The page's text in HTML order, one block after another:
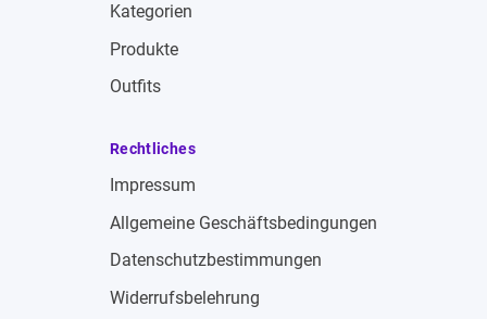
Kategorien
Produkte
Outfits
Rechtliches
Impressum
Allgemeine Geschäftsbedingungen
Datenschutzbestimmungen
Widerrufsbelehrung